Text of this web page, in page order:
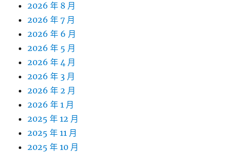
2026 年 8 月
2026 年 7 月
2026 年 6 月
2026 年 5 月
2026 年 4 月
2026 年 3 月
2026 年 2 月
2026 年 1 月
2025 年 12 月
2025 年 11 月
2025 年 10 月